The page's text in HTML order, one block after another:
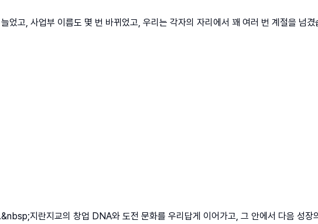
고, 사업부 이름도 몇 번 바뀌었고, 우리는 각자의 자리에서 꽤 여러 번 계절을 넘
지란지교의 창업 DNA와 도전 문화를 우리답게 이어가고, 그 안에서 다음 성장